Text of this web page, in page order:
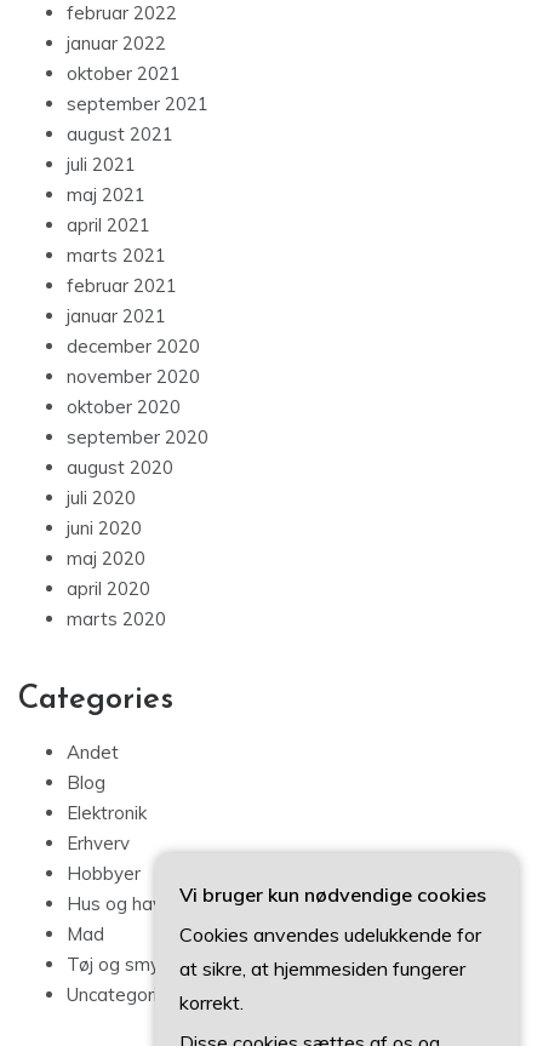
februar 2022
januar 2022
oktober 2021
september 2021
august 2021
juli 2021
maj 2021
april 2021
marts 2021
februar 2021
januar 2021
december 2020
november 2020
oktober 2020
september 2020
august 2020
juli 2020
juni 2020
maj 2020
april 2020
marts 2020
Categories
Andet
Blog
Elektronik
Erhverv
Hobbyer
Hus og have
Mad
Tøj og smykker
Uncategorized
Vi bruger kun nødvendige cookies
Cookies anvendes udelukkende for
at sikre, at hjemmesiden fungerer
korrekt.